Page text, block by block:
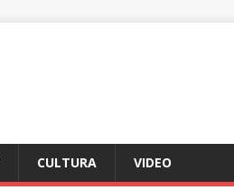
CULTURA VIDEO